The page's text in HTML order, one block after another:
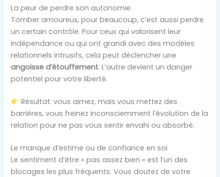
La peur de perdre son autonomie
Tomber amoureux, pour beaucoup, c’est aussi perdre
un certain contrôle. Pour ceux qui valorisent leur
indépendance ou qui ont grandi avec des modèles
relationnels intrusifs, cela peut déclencher une
angoisse d’étouffement. L’autre devient un danger
potentiel pour votre liberté.
Résultat: vous aimez, mais vous mettez des
barrières, vous freinez inconsciemment l’évolution de la
relation pour ne pas vous sentir envahi ou absorbé.
Le manque d’estime ou de confiance en soi
Le sentiment d’être « pas assez bien » est l’un des
blocages les plus fréquents. Vous doutez de votre